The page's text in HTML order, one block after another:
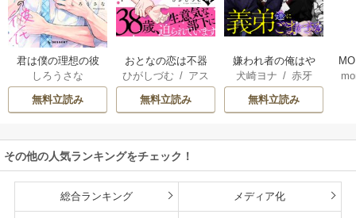
君は僕の理想の彼
氏
しろうさな
無料立読み
おとなの恋は不器
用なので
ひがしづむ / アス
ティル編集部
無料立読み
嫌われ者の俺はや
り直しの世界で義
弟達にごまをする
（分冊版）
犬崎ヨナ / 赤牙
無料立読み
その他の人気ランキングをチェック！
総合ランキング メディア化